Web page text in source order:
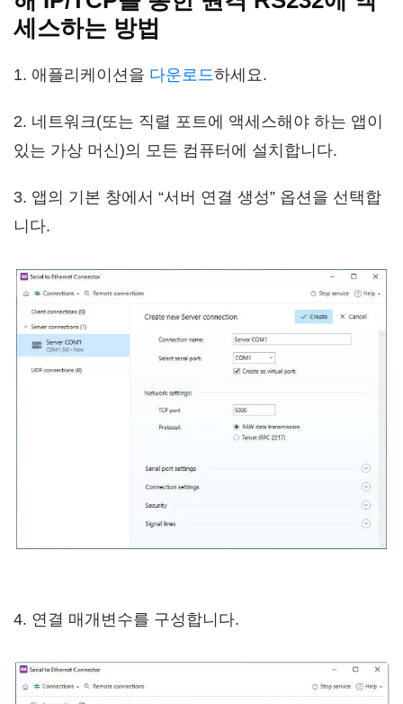
세스하는 방법
1. 애플리케이션을 다운로드하세요.
2. 네트워크(또는 직렬 포트에 액세스해야 하는 앱이
있는 가상 머신)의 모든 컴퓨터에 설치합니다.
3. 앱의 기본 창에서 “서버 연결 생성” 옵션을 선택합
니다.
4. 연결 매개변수를 구성합니다.